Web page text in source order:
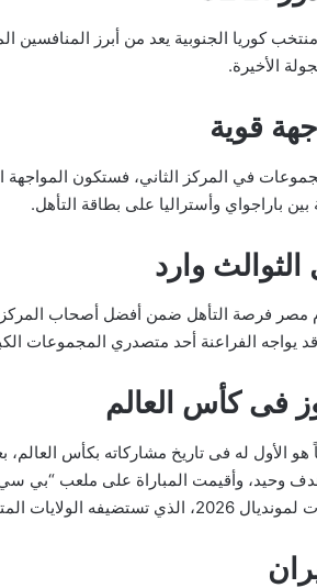
كوريا الجنوبية يعد من أبرز المنافسين
الأخيرة.
قوية
في المركز الثاني، فستكون
باراجواي وأستراليا على بطاقة التأهل.
وارد
مصر فرصة التأهل ضمن أفضل أصحاب
قد يواجه الفراعنة أحد متصدري المجموعات
فى كأس العالم
الأول له فى تاريخ مشاركاته بكأس العالم،
هدف وحيد، وأقيمت المباراة على ملعب “بي سي
كندا، والمكسيك.